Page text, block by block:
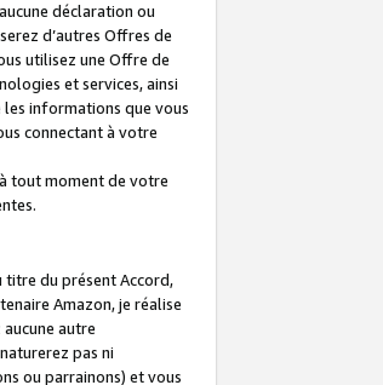
déclaration ou
d’autres Offres de
utilisez une Offre de
et services, ainsi
informations que vous
connectant à votre
tout moment de votre
titre du présent Accord,
Amazon, je réalise
autre
pas ni
ou parrainons) et vous